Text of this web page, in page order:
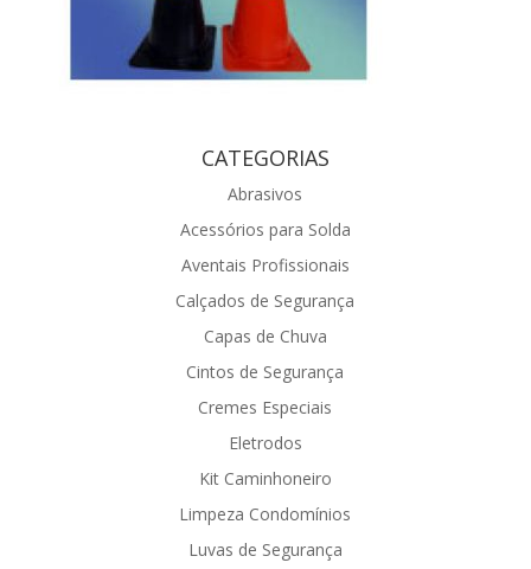
CATEGORIAS
Abrasivos
Acessórios para Solda
Aventais Profissionais
Calçados de Segurança
Capas de Chuva
Cintos de Segurança
Cremes Especiais
Eletrodos
Kit Caminhoneiro
Limpeza Condomínios
Luvas de Segurança